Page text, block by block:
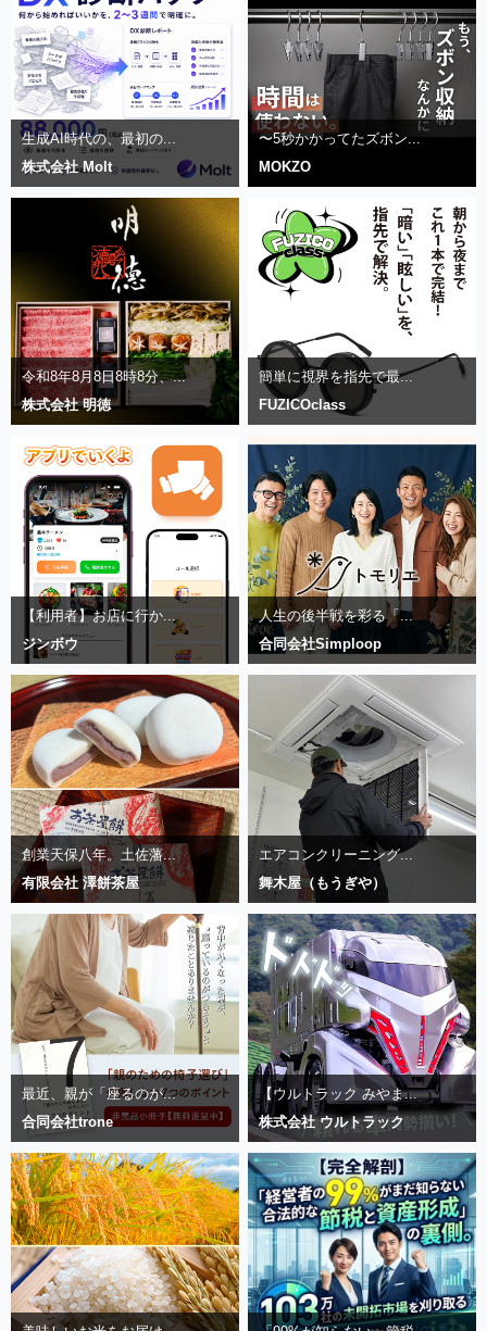
生成AI時代の、最初の...
株式会社 Molt
〜5秒かかってたズボン...
MOKZO
令和8年8月8日8時8分、...
株式会社 明徳
簡単に視界を指先で最...
FUZICOclass
【利用者】お店に行か...
ジンボウ
人生の後半戦を彩る「...
合同会社Simploop
創業天保八年。土佐藩...
有限会社 澤餅茶屋
エアコンクリーニング...
舞木屋（もうぎや）
最近、親が「座るのが...
合同会社trone
【ウルトラック みやま...
株式会社 ウルトラック